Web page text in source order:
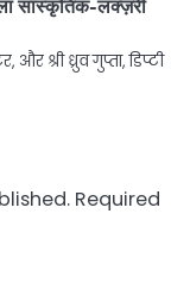
सांस्कृतिक-लक्ज़री
और श्री ध्रुव गुप्ता, डिप्टी
Required